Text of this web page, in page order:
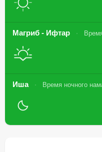
Магриб - Ифтар
Иша Время ночного